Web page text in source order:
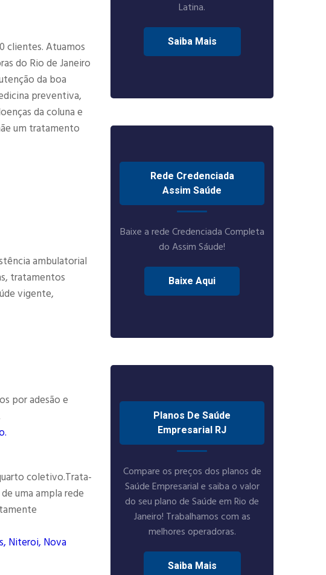
clientes. Atuamos
do Rio de Janeiro
da boa
preventiva,
da coluna e
um tratamento
ambulatorial
tratamentos
vigente,
por adesão e
coletivo.Trata-
uma ampla rede
Niteroi, Nova
Latina.
Saiba Mais
Rede Credenciada
Assim Saúde
Baixe a rede Credenciada Completa
do Assim Sáude!
Baixe Aqui
Planos De Saúde
Empresarial RJ
Compare os preços dos planos de
Saúde Empresarial e saiba o valor
do seu plano de Saúde em Rio de
Janeiro! Trabalhamos com as
melhores operadoras.
Saiba Mais